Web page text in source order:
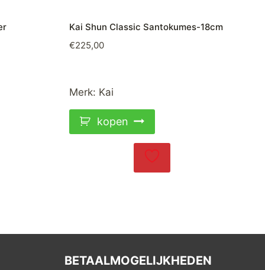
Kai Shun Classic Santokumes-18cm
€225,00
Merk: Kai
kopen
BETAALMOGELIJKHEDEN